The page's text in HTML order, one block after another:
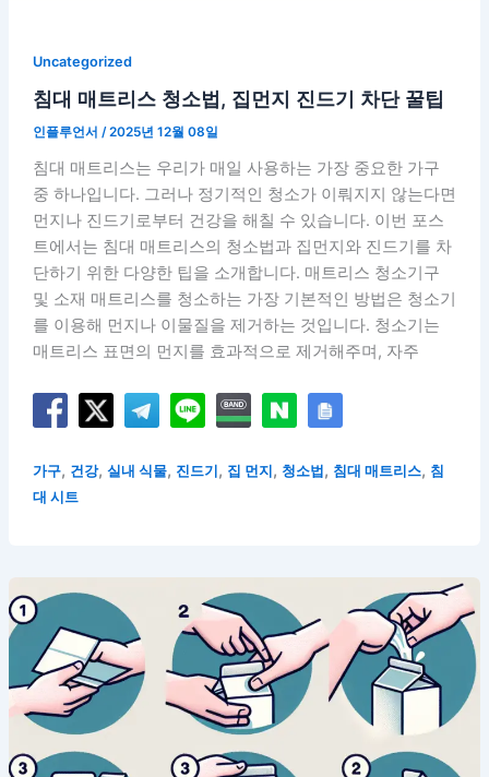
Uncategorized
침대 매트리스 청소법, 집먼지 진드기 차단 꿀팁
인플루언서 /2025년 12월 08일
침대 매트리스는 우리가 매일 사용하는 가장 중요한 가구
중 하나입니다. 그러나 정기적인 청소가 이뤄지지 않는다면
먼지나 진드기로부터 건강을 해칠 수 있습니다. 이번 포스
트에서는 침대 매트리스의 청소법과 집먼지와 진드기를 차
단하기 위한 다양한 팁을 소개합니다. 매트리스 청소기구
및 소재 매트리스를 청소하는 가장 기본적인 방법은 청소기
를 이용해 먼지나 이물질을 제거하는 것입니다. 청소기는
매트리스 표면의 먼지를 효과적으로 제거해주며, 자주
가구, 건강, 실내 식물, 진드기, 집 먼지, 청소법, 침대 매트리스, 침
대 시트